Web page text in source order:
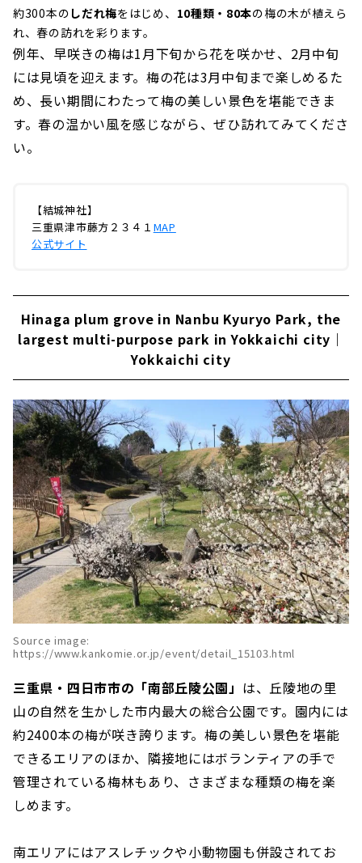
約300本の しだれ梅をはじめ、 10種類・80本の梅の木が植えら
れ、春の訪れを彩ります。
例年、早咲きの梅は1月下旬から花を咲かせ、2月中旬
には見頃を迎えます。梅の花は3月中旬まで楽しめるた
め、長い期間にわたって梅の美しい景色を堪能できま
す。春の温かい風を感じながら、ぜひ訪れてみてくださ
い。
【結城神社】
三重県津市藤方２３４１ MAP
公式サイト
Hinaga plum grove in Nanbu Kyuryo Park, the
largest multi-purpose park in Yokkaichi city｜
Yokkaichi city
Source image:
https://www.kankomie.or.jp/event/detail_15103.html
三重県・四日市市の「南部丘陵公園」 は、丘陵地の里
山の自然を生かした市内最大の総合公園です。園内には
約2400本の梅が咲き誇ります。梅の美しい景色を堪能
できるエリアのほか、隣接地にはボランティアの手で
管理されている梅林もあり、さまざまな種類の梅を楽
しめます。
南エリアにはアスレチックや小動物園も併設されてお